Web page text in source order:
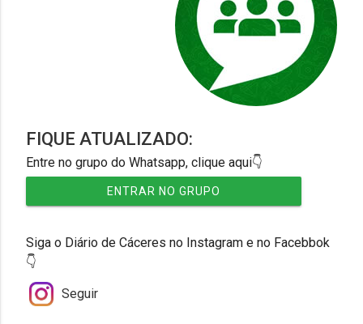
FIQUE ATUALIZADO:
Entre no grupo do Whatsapp, clique aqui👇
ENTRAR NO GRUPO
Siga o Diário de Cáceres no Instagram e no Facebbok
👇
Seguir